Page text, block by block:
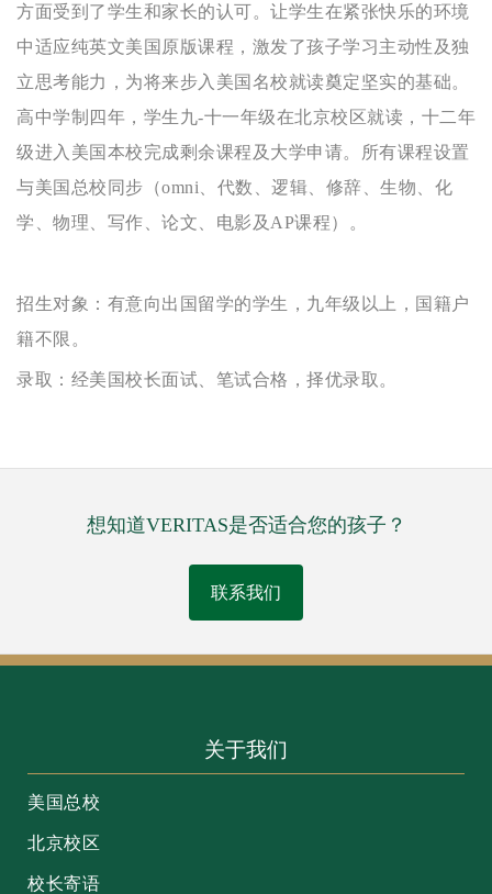
方面受到了学生和家长的认可。让学生在紧张快乐的环境
中适应纯英文美国原版课程，激发了孩子学习主动性及独
立思考能力，为将来步入美国名校就读奠定坚实的基础。
高中学制四年，学生九-十一年级在北京校区就读，十二年
级进入美国本校完成剩余课程及大学申请。所有课程设置
与美国总校同步（omni、代数、逻辑、修辞、生物、化
学、物理、写作、论文、电影及AP课程）。
招生对象：有意向出国留学的学生，九年级以上，国籍户
籍不限。
录取：经美国校长面试、笔试合格，择优录取。
想知道VERITAS是否适合您的孩子？
联系我们
关于我们
美国总校
北京校区
校长寄语